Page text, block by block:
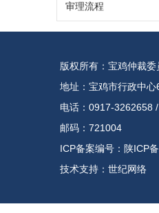
审理流程
版权所有：宝鸡仲裁委
地址：宝鸡市行政中
电话：0917-3262658
邮码：721004
ICP备案编号：陕ICP
技术支持： 世纪网络